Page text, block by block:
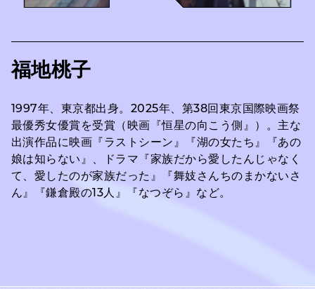
福地桃⼦
1997年、東京都出身。2025年、第38回東京国際映画祭
最優秀女優賞を受賞（映画『恒星の向こう側』）。主な
出演作品に映画『ラストシーン』『湖の女たち』『あの
娘は知らない』、ドラマ『家族だから愛したんじゃなく
て、愛したのが家族だった』『舞妓さんちのまかないさ
ん』『鎌倉殿の13人』『なつぞら』など。